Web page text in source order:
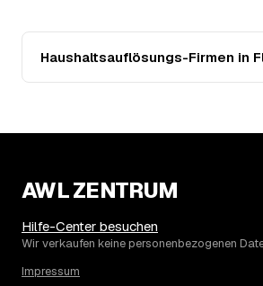
Seit 2022 zeigt der Trend in Florstadt
steigend um rund 38 %, mit dem
Umgebung von Florstadt?
Reichelsheim liegt bei einem Ø-Preis
pro Haushaltsauflösung, in Florstadt
1.751 €. Die genaue Preisspanne
Städtevergleich lohnt sich vor der
Haushaltsauflösungs-Firmen in
AWL ZENTRUM
Hilfe-Center besuchen
Wir verkaufen keine personenbezogenen
Impressum